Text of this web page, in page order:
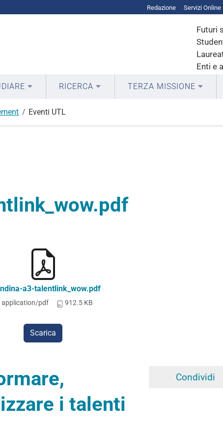
Redazione Servizi Online
Futuri
Enti e
RICERCA TERZA MISSIONE
Eventi UTL
a3-talentlink_wow.pdf
application/pdf 912.5 KB
Scarica
Condividi
i talenti